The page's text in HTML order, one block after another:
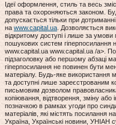
Ідеї оформлення, стиль та весь
права та охороняються законом.
допускається тільки при
на www.capital.ua . Дозволяється
відкритому доступі і лише за
пошукових систем гіперпосилання
www.capital.ua www.capital.ua /a>.
підзаголовку або першому абзаці
гіперпосилання не повинен бути
матеріалу. Будь-яке використання
та доступні лише зареєстрованим
письмовим дозволом
копіювання, відтворення, зміну або
позначкою в рамках угоди про
матеріалів, які містять посилання
Україна, Українські новини, УНІАН